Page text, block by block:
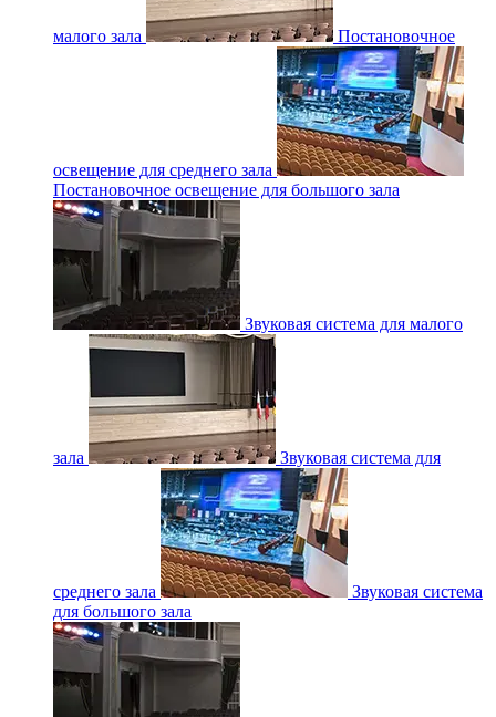
малого зала Постановочное
освещение для среднего зала
Постановочное освещение для большого зала
Звуковая система для малого
зала Звуковая система для
среднего зала
Звуковая система
для большого зала